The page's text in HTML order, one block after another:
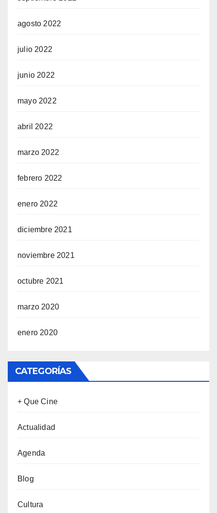
agosto 2022
julio 2022
junio 2022
mayo 2022
abril 2022
marzo 2022
febrero 2022
enero 2022
diciembre 2021
noviembre 2021
octubre 2021
marzo 2020
enero 2020
CATEGORÍAS
+ Que Cine
Actualidad
Agenda
Blog
Cultura